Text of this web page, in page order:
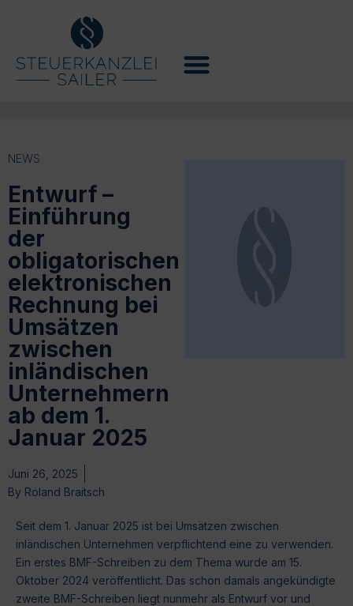
NEWS
Entwurf –
Einführung
der
obligatorischen
elektronischen
Rechnung bei
Umsätzen
zwischen
inländischen
Unternehmern
ab dem 1.
Januar 2025
Juni 26, 2025
By Roland Braitsch
Seit dem 1. Januar 2025 ist bei Umsätzen zwischen
inländischen Unternehmen verpflichtend eine zu verwenden.
Ein erstes BMF-Schreiben zu dem Thema wurde am 15.
Oktober 2024 veröffentlicht. Das schon damals angekündigte
zweite BMF-Schreiben liegt nunmehr als Entwurf vor und